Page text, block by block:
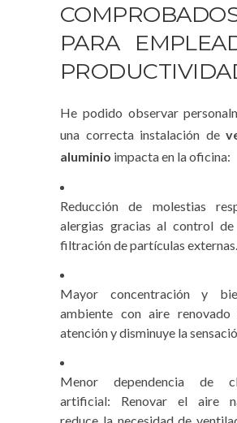
PARA
He podido observar
una correcta instalación de
aluminio impacta en la oficina:
Reducción de molestias
alergias gracias al control de
filtración de partículas externas.
Mayor concentración y
ambiente con aire renovado
atención y disminuye la
Menor dependencia de
artificial: Renovar el aire